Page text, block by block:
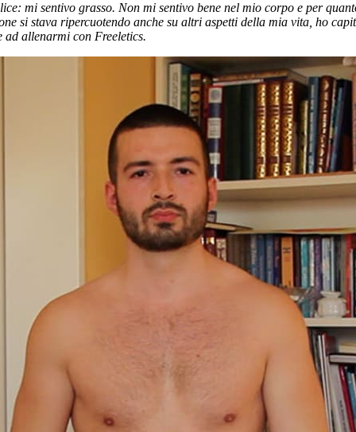
mi sentivo grasso. Non mi sentivo bene nel mio corpo e per
si stava ripercuotendo anche su altri aspetti della mia vita, ho
allenarmi con Freeletics.